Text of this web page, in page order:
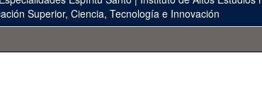
Superior, Ciencia, Tecnología e Innovación